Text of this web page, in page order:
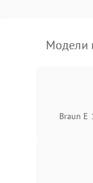
Модели
Braun E